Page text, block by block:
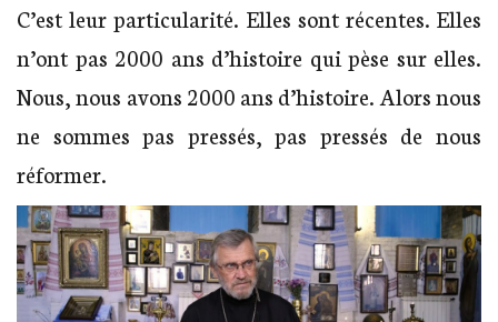
C’est leur particularité. Elles sont récentes. Elles
n’ont pas 2000 ans d’histoire qui pèse sur elles.
Nous, nous avons 2000 ans d’histoire. Alors nous
ne sommes pas pressés, pas pressés de nous
réformer.